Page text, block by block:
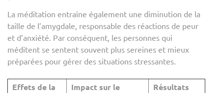
La méditation entraîne également une diminution de la
taille de l’amygdale, responsable des réactions de peur
et d’anxiété. Par conséquent, les personnes qui
méditent se sentent souvent plus sereines et mieux
préparées pour gérer des situations stressantes.
Effets de la
Impact sur le
Résultats